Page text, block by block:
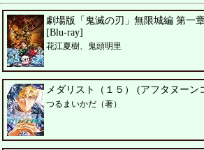
劇場版「鬼滅の刃」無限城編 第一
[Blu-ray]
花江夏樹、鬼頭明里
メダリスト（１５） (アフタヌーン
つるまいかだ（著）